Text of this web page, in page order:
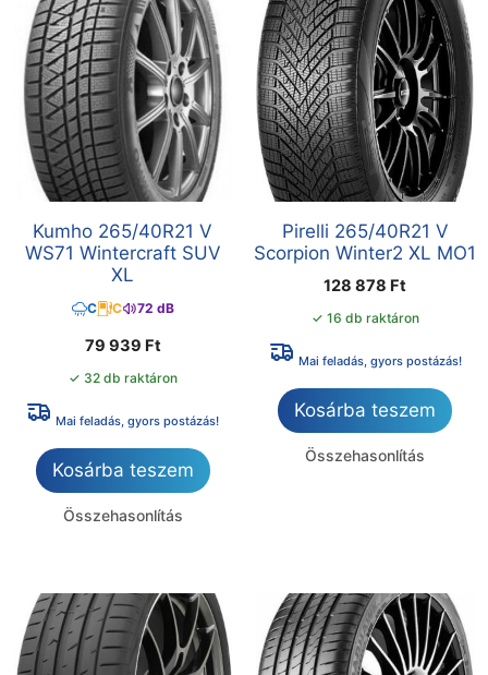
Kumho 265/40R21 V
WS71 Wintercraft SUV
XL
C C 72 dB
79 939 Ft
✓ 32 db raktáron
Mai feladás, gyors postázás!
Kosárba teszem
Összehasonlítás
Pirelli 265/40R21 V
Scorpion Winter2 XL MO1
128 878 Ft
✓ 16 db raktáron
Mai feladás, gyors postázás!
Kosárba teszem
Összehasonlítás